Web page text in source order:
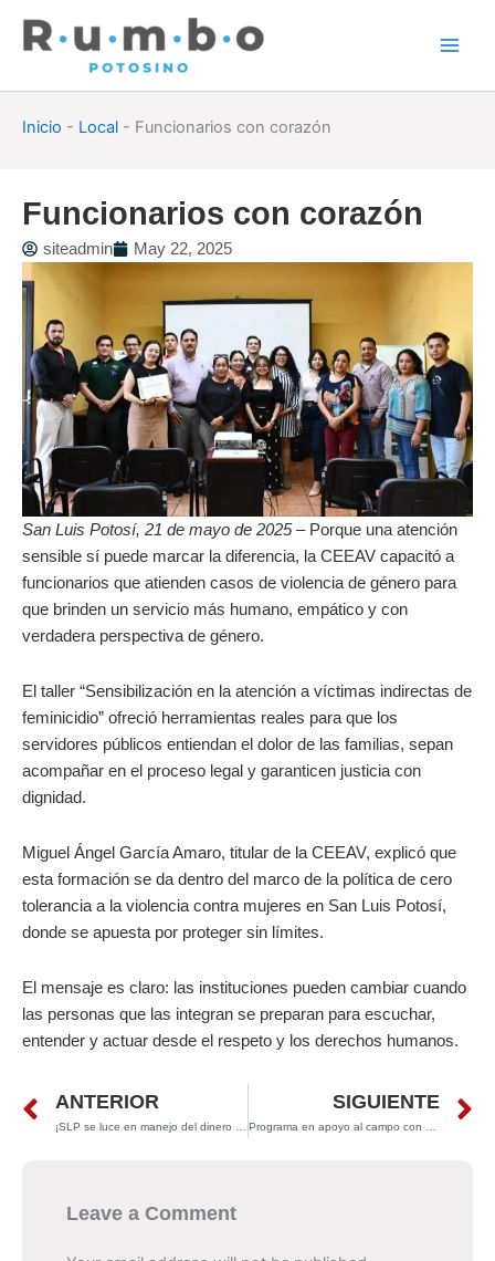
Inicio - Local - Funcionarios con corazón
Funcionarios con corazón
siteadmin May 22, 2025
San Luis Potosí, 21 de mayo de 2025 –Porque una atención
sensible sí puede marcar la diferencia, la CEEAV capacitó a
funcionarios que atienden casos de violencia de género para
que brinden un servicio más humano, empático y con
verdadera perspectiva de género.
El taller “Sensibilización en la atención a víctimas indirectas de
feminicidio” ofreció herramientas reales para que los
servidores públicos entiendan el dolor de las familias, sepan
acompañar en el proceso legal y garanticen justicia con
dignidad.
Miguel Ángel García Amaro, titular de la CEEAV, explicó que
esta formación se da dentro del marco de la política de cero
tolerancia a la violencia contra mujeres en San Luis Potosí,
donde se apuesta por proteger sin límites.
El mensaje es claro: las instituciones pueden cambiar cuando
las personas que las integran se preparan para escuchar,
entender y actuar desde el respeto y los derechos humanos.
Prev
ANTERIOR SIGUIENTE
Leave a Comment